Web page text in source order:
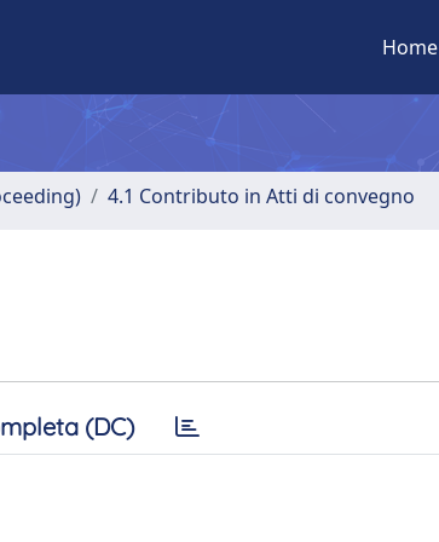
Home
4.1 Contributo in Atti di convegno
(DC)